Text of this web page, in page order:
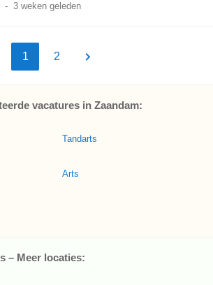
- 3 weken geleden
1 2
vacatures in Zaandam:
Tandarts
Arts
– Meer locaties: